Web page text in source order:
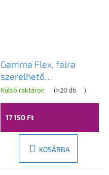
Gamma Flex, falra
szerelhető
mosogatócsaptelep
rugalmas karral, bézs-
króm, GMA-BFXS-B
Külső raktáron (>20 db )
17 150 Ft
KOSÁRBA